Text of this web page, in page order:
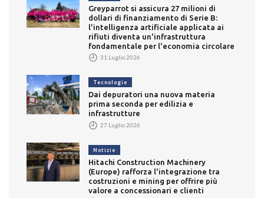
Greyparrot si assicura 27 milioni di
dollari di finanziamento di Serie B:
l'intelligenza artificiale applicata ai
rifiuti diventa un'infrastruttura
fondamentale per l'economia circolare
31 Luglio 2026
Tecnologie
Dai depuratori una nuova materia
prima seconda per edilizia e
infrastrutture
27 Luglio 2026
Notizie
Hitachi Construction Machinery
(Europe) rafforza l'integrazione tra
costruzioni e mining per offrire più
valore a concessionari e clienti